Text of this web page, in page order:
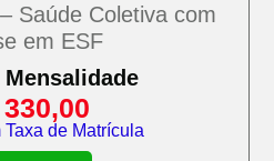
Saúde Coletiva com
em ESF
330,00
de Matrícula